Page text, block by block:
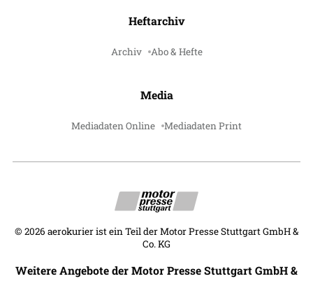
Heftarchiv
Archiv Abo & Hefte
Media
Mediadaten Online Mediadaten Print
© 2026 aerokurier ist ein Teil der Motor Presse Stuttgart GmbH &
Co. KG
Weitere Angebote der Motor Presse Stuttgart GmbH &